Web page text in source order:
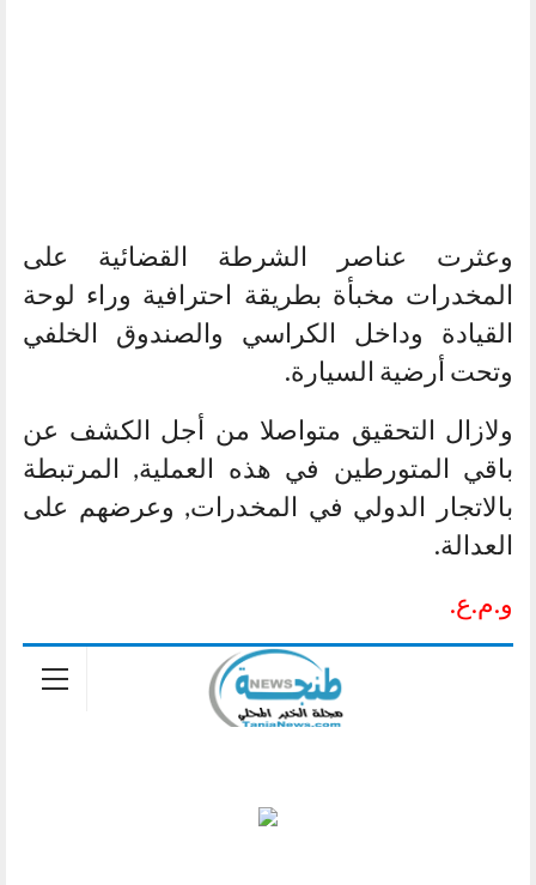
وعثرت عناصر الشرطة القضائية على
المخدرات مخبأة بطريقة احترافية وراء لوحة
القيادة وداخل الكراسي والصندوق الخلفي
وتحت أرضية السيارة.
ولازال التحقيق متواصلا من أجل الكشف عن
باقي المتورطين في هذه العملية, المرتبطة
بالاتجار الدولي في المخدرات, وعرضهم على
العدالة.
و.م.ع.